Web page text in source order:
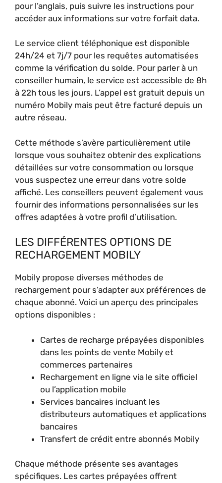
pour l’anglais, puis suivre les instructions pour
accéder aux informations sur votre forfait data.
Le service client téléphonique est disponible
24h/24 et 7j/7 pour les requêtes automatisées
comme la vérification du solde. Pour parler à un
conseiller humain, le service est accessible de 8h
à 22h tous les jours. L’appel est gratuit depuis un
numéro Mobily mais peut être facturé depuis un
autre réseau.
Cette méthode s’avère particulièrement utile
lorsque vous souhaitez obtenir des explications
détaillées sur votre consommation ou lorsque
vous suspectez une erreur dans votre solde
affiché. Les conseillers peuvent également vous
fournir des informations personnalisées sur les
offres adaptées à votre profil d’utilisation.
LES DIFFÉRENTES OPTIONS DE
RECHARGEMENT MOBILY
Mobily propose diverses méthodes de
rechargement pour s’adapter aux préférences de
chaque abonné. Voici un aperçu des principales
options disponibles :
Cartes de recharge prépayées disponibles
dans les points de vente Mobily et
commerces partenaires
Rechargement en ligne via le site officiel
ou l’application mobile
Services bancaires incluant les
distributeurs automatiques et applications
bancaires
Transfert de crédit entre abonnés Mobily
Chaque méthode présente ses avantages
spécifiques. Les cartes prépayées offrent